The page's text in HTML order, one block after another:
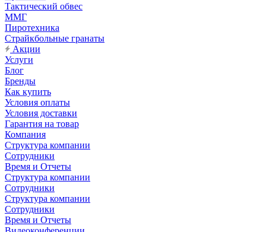
Тактический обвес
ММГ
Пиротехника
Страйкбольные гранаты
Акции
Услуги
Блог
Бренды
Как купить
Условия оплаты
Условия доставки
Гарантия на товар
Компания
Структура компании
Сотрудники
Время и Отчеты
Структура компании
Сотрудники
Структура компании
Сотрудники
Время и Отчеты